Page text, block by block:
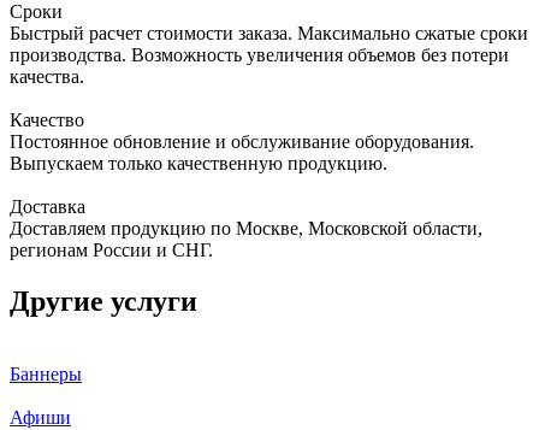
Сроки
Быстрый расчет стоимости заказа. Максимально сжатые сроки
производства. Возможность увеличения объемов без потери
качества.
Качество
Постоянное обновление и обслуживание оборудования.
Выпускаем только качественную продукцию.
Доставка
Доставляем продукцию по Москве, Московской области,
регионам России и СНГ.
Другие услуги
Баннеры
Афиши